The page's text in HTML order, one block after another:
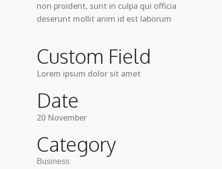
non proident, sunt in culpa qui officia
deserunt mollit anim id est laborum
Custom Field
Lorem ipsum dolor sit amet
Date
20 November
Category
Business